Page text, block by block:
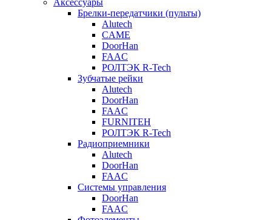
Аксессуары
Брелки-передатчики (пульты)
Alutech
CAME
DoorHan
FAAC
РОЛТЭК R-Tech
Зубчатые рейки
Alutech
DoorHan
FAAC
FURNITEH
РОЛТЭК R-Tech
Радиоприемники
Alutech
DoorHan
FAAC
Системы управления
DoorHan
FAAC